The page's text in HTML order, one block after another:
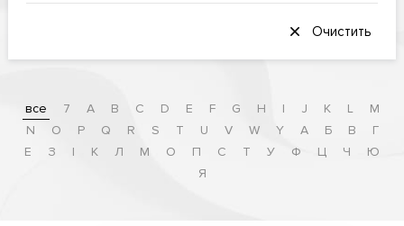
Очистить
все 7 A B C D E F G H I J K L
M
N
O P Q R S T U V W Y А Б В
Г
Е
З І К Л М О П С Т У Ф Ц Ч
Ю
Я